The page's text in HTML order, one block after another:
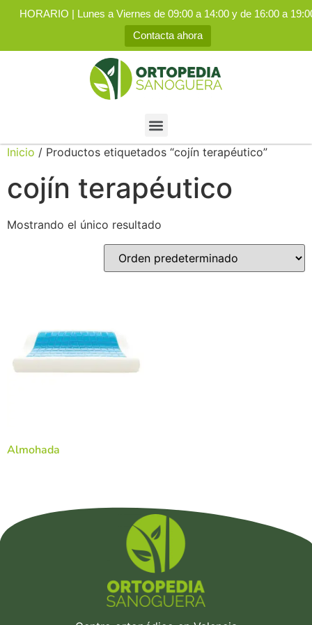
HORARIO | Lunes a Viernes de 09:00 a 14:00 y de 16:00 a
Contacta ahora
Inicio / Productos etiquetados “cojín terapéutico”
cojín terapéutico
Mostrando el único resultado
Almohada